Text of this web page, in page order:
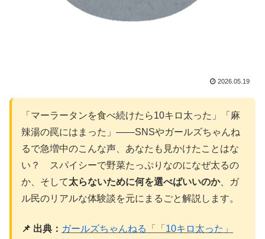
2026.05.19
「マーラータンを食べ続けたら10キロ太った」「麻
辣湯の罠にはまった」——SNSやガールズちゃんね
るで急増中のこんな声、あなたも見かけたことはな
い？ スパイシーで野菜たっぷりなのになぜ太るの
か、そして太らないために何を選べばいいのか、ガ
ル民のリアルな体験談を元にまるごと解説します。
📌 出典： ガールズちゃんねる「「10キロ太った」